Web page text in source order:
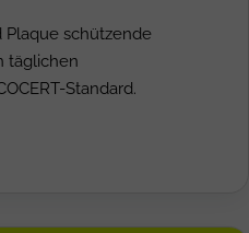
Plaque schützende
täglichen
Standard.